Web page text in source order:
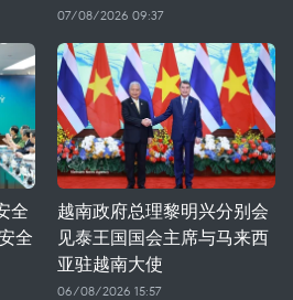
07/08/2026 09:37
全
全
越南政府总理黎明兴分别会
见泰王国国会主席与马来西
亚驻越南大使
06/08/2026 15:57